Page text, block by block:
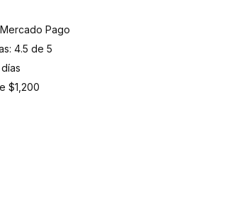
Pago
4.5 de 5
$1,200